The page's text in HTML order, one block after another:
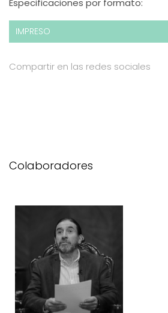
IMPRESO
Compartir en las redes sociales
Colaboradores